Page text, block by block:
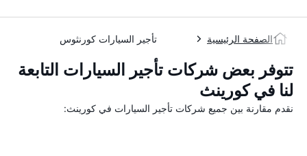
الصفحة الرئيسية تأجير السيارات كورنثوس
تتوفر بعض شركات تأجير السيارات التابعة
لنا في كورينث
نقدم مقارنة بين جميع شركات تأجير السيارات في كورينث: